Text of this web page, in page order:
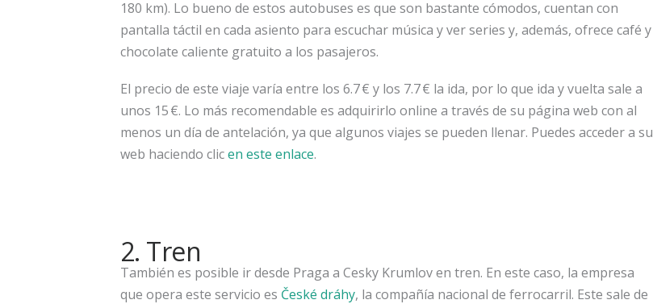
180 km). Lo bueno de estos autobuses es que son bastante cómodos, cuentan con
pantalla táctil en cada asiento para escuchar música y ver series y, además, ofrece café y
chocolate caliente gratuito a los pasajeros.
El precio de este viaje varía entre los 6.7 € y los 7.7 € la ida, por lo que ida y vuelta sale a
unos 15 €. Lo más recomendable es adquirirlo online a través de su página web con al
menos un día de antelación, ya que algunos viajes se pueden llenar. Puedes acceder a su
web haciendo clicen este enlace.
2. Tren
También es posible ir desde Praga a Cesky Krumlov en tren. En este caso, la empresa
que opera este servicio es České dráhy, la compañía nacional de ferrocarril. Este sale de